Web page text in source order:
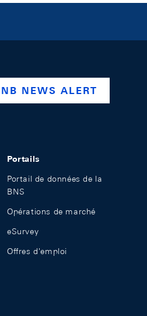
company/swiss-
www.youtube.com/
NEWS ALERT
Portails
Portail de données de la
BNS
Opérations de marché
eSurvey
Offres d'emploi